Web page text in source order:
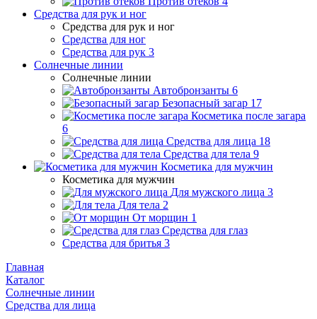
Средства для рук и ног
Средства для рук и ног
Средства для ног
Средства для рук 3
Солнечные линии
Солнечные линии
Автобронзанты 6
Безопасный загар 17
Косметика после загара
6
Средства для лица 18
Средства для тела 9
Косметика для мужчин
Косметика для мужчин
Для мужского лица 3
Для тела 2
От морщин 1
Средства для глаз
Средства для бритья 3
Главная
Каталог
Солнечные линии
Средства для лица